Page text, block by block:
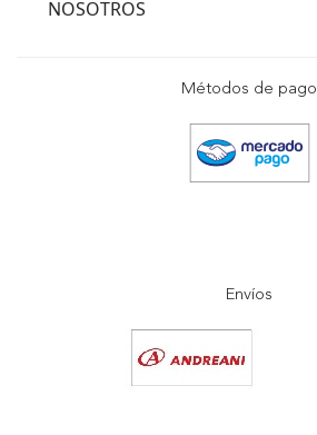
NOSOTROS
Métodos de pago
Envíos